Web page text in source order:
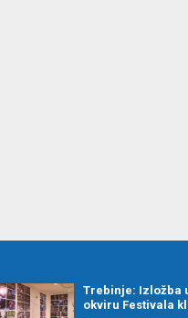
Trebinje: Izložba
okviru Festivala